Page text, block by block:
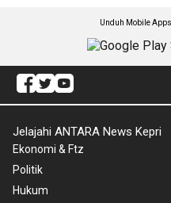
Unduh Mobile
Jelajahi ANTARA News Kepri
Ekonomi & Ftz
Politik
Hukum